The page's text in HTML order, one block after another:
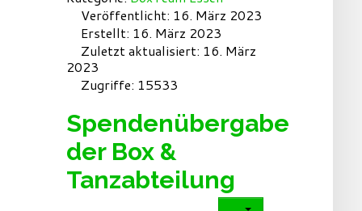
Veröffentlicht: 16. März 2023
Erstellt: 16. März 2023
Zuletzt aktualisiert: 16. März
2023
Zugriffe: 15533
Spendenübergabe
der Box &
Tanzabteilung